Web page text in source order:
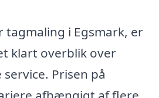
tagmaling i Egsmark, er
klart overblik over
Prisen på